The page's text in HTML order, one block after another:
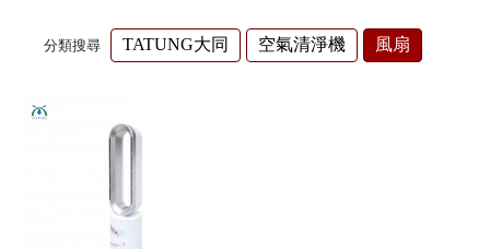
分類搜尋 TATUNG大同 空氣清淨機 風扇